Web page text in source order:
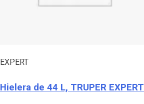
EXPERT
Hielera de 44 L, TRUPER EXPERT